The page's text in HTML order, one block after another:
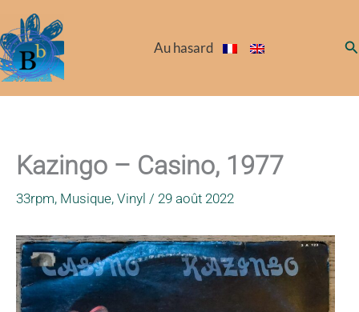
au
contenu
Au hasard
Kazingo – Casino, 1977
33rpm, Musique, Vinyl / 29 août 2022